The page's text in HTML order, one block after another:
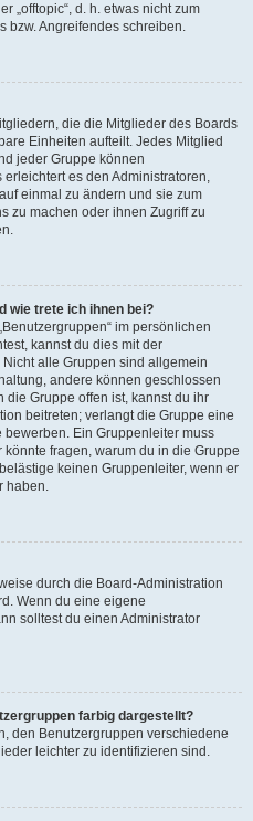
„offtopic“, d. h. etwas nicht zum
bzw. Angreifendes schreiben.
die die Mitglieder des Boards
Einheiten aufteilt. Jedes Mitglied
jeder Gruppe können
es den Administratoren,
einmal zu ändern und sie zum
zu machen oder ihnen Zugriff zu
wie trete ich ihnen bei?
im persönlichen
kannst du dies mit der
alle Gruppen sind allgemein
andere können geschlossen
die Gruppe offen ist, kannst du ihr
beitreten; verlangt die Gruppe eine
bewerben. Ein Gruppenleiter muss
fragen, warum du in die Gruppe
keinen Gruppenleiter, wenn er
haben.
durch die Board-Administration
Wenn du eine eigene
solltest du einen Administrator
farbig dargestellt?
den Benutzergruppen verschiedene
leichter zu identifizieren sind.